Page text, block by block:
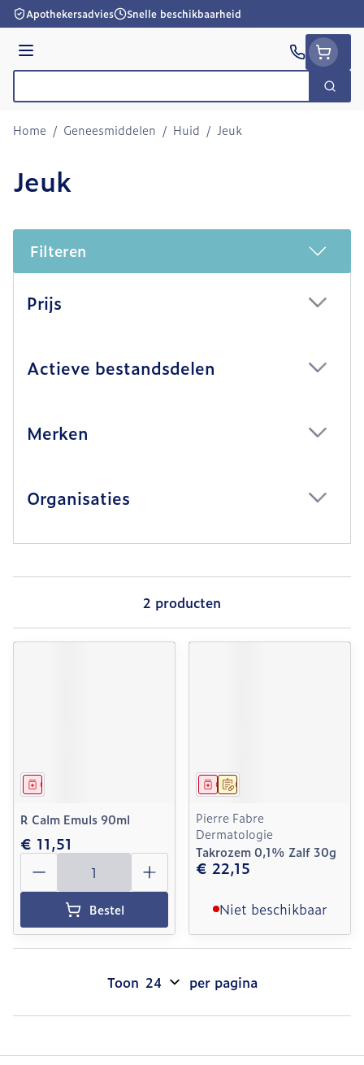
Ga naar de inhoud
Apothekersadvies Snelle beschikbaarheid
Menu
Zoek
Home / Geneesmiddelen / Huid / Jeuk
Jeuk
Filteren
Prijs
Actieve bestandsdelen
Merken
Organisaties
2 producten
Geneesmiddel
R Calm Emuls 90ml
€ 11,51
Aantal
Bestel
Op voorschrift
Geneesmiddel
Pierre Fabre
Dermatologie
Takrozem 0,1% Zalf 30g
€ 22,15
Niet beschikbaar
Toon per pagina